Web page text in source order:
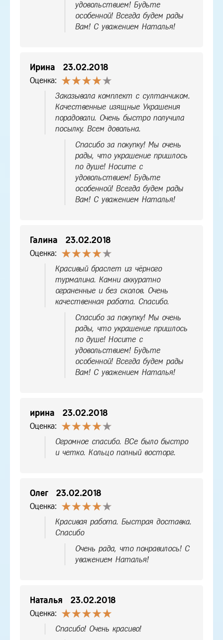
удовольствием! Будьте
особенной! Всегда будем рады
Вам! С уважением Наталья!
Ирина 23.02.2018
Оценка:
Заказывала комплект с султанчиком.
Качественные изящные Украшения
порадовали. Очень быстро получила
посылку. Всем довольна.
Спасибо за покупку! Мы очень
рады, что украшение пришлось
по душе! Носите с
удовольствием! Будьте
особенной! Всегда будем рады
Вам! С уважением Наталья!
Галина 23.02.2018
Оценка:
Красивый браслет из чёрного
турмалина. Камни аккуратно
ограненные и без сколов. Очень
качественная работа. Спасибо.
Спасибо за покупку! Мы очень
рады, что украшение пришлось
по душе! Носите с
удовольствием! Будьте
особенной! Всегда будем рады
Вам! С уважением Наталья!
ирина 23.02.2018
Оценка:
Огромное спасибо. ВСе было быстро
и четко. Кольцо полный восторг.
Олег 23.02.2018
Оценка:
Красивая работа. Быстрая доставка.
Спасибо
Очень рада, что понравилось! С
уважением Наталья!
Наталья 23.02.2018
Оценка:
Спасибо! Очень красиво!